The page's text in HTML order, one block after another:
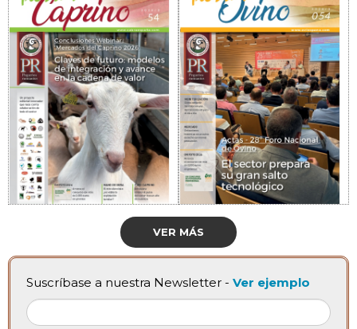
VER MÁS
Suscríbase a nuestra Newsletter - Ver ejemplo